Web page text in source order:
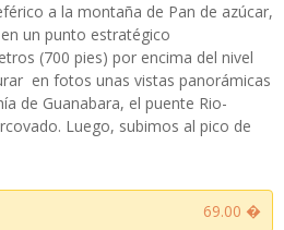
a la montaña de Pan de azúcar,
un punto estratégico
(700 pies) por encima del nivel
en fotos unas vistas panorámicas
de Guanabara, el puente Rio-
Luego, subimos al pico de
69.00 �